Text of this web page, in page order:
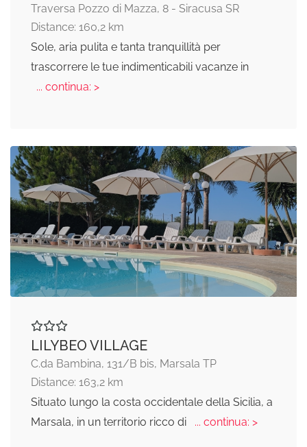
Traversa Pozzo di Mazza, 8 - Siracusa SR
Distance: 160,2 km
Sole, aria pulita e tanta tranquillità per
trascorrere le tue indimenticabili vacanze in
... continua: >
LILYBEO VILLAGE
C.da Bambina, 131/B bis, Marsala TP
Distance: 163,2 km
Situato lungo la costa occidentale della Sicilia, a
Marsala, in un territorio ricco di
... continua: >